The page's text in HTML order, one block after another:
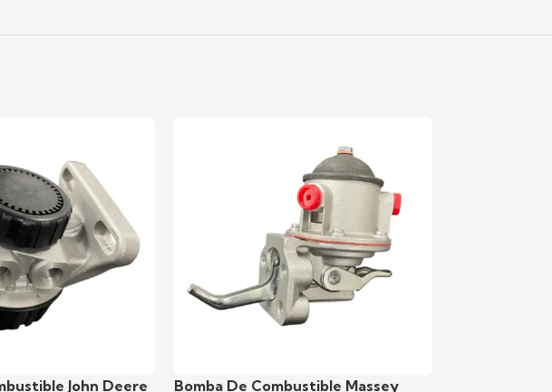
John Deere Bomba De Combustible Massey